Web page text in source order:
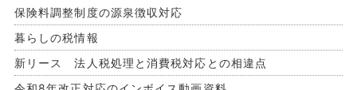
保険料調整制度の源泉徴収対応
暮らしの税情報
新リース 法人税処理と消費税対応との相違点